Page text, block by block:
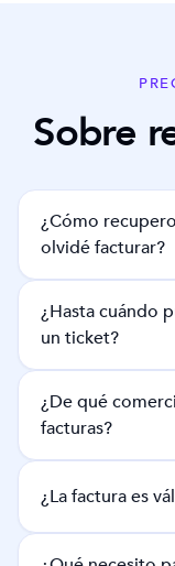
Sobre
¿Cómo
olvidé facturar?
¿Hasta cuándo
un ticket?
¿De qué
facturas?
¿La factura es